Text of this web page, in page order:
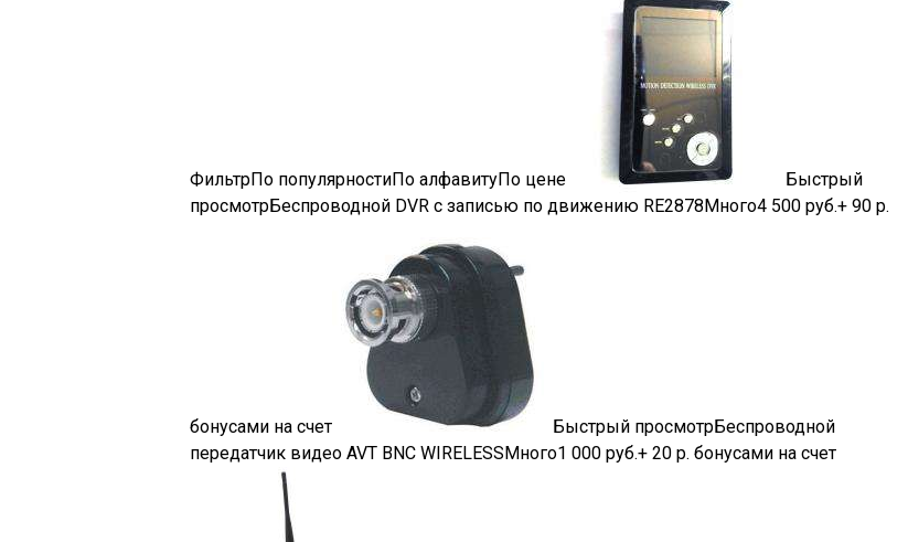
ФильтрПо популярностиПо алфавитуПо цене
Быстрый
просмотрБеспроводной DVR с записью по движению RE2878Много4 500 руб.+ 90 р.
бонусами на счет Быстрый просмотрБеспроводной
передатчик видео AVT BNC WIRELESSМного1 000 руб.+ 20 р. бонусами на счет